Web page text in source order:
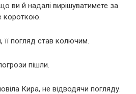
ви й надалі вирішуватимете за
короткою.
погляд став колючим.
пішли.
Кира, не відводячи погляду.